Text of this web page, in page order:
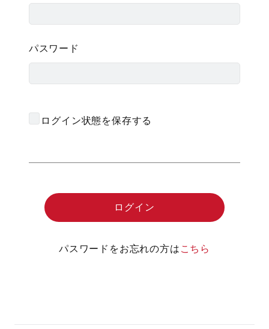
パスワード
ログイン状態を保存する
パスワードをお忘れの方は こちら